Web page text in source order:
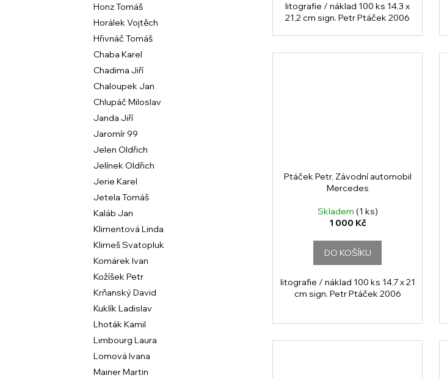
Honz Tomáš
Horálek Vojtěch
Hřivnáč Tomáš
Chaba Karel
Chadima Jiří
Chaloupek Jan
Chlupáč Miloslav
Janda Jiří
Jaromír 99
Jelen Oldřich
Jelínek Oldřich
Jerie Karel
Jetela Tomáš
Kaláb Jan
Klimentová Linda
Klimeš Svatopluk
Komárek Ivan
Kožíšek Petr
Krňanský David
Kuklík Ladislav
Lhoták Kamil
Limbourg Laura
Lomová Ivana
Mainer Martin
litografie / náklad 100 ks 14,3 x
21,2 cm sign. Petr Ptáček 2006
Ptáček Petr, Závodní automobil
Mercedes
Skladem (1 ks)
1 000 Kč
DO KOŠÍKU
litografie / náklad 100 ks 14,7 x 21
cm sign. Petr Ptáček 2006